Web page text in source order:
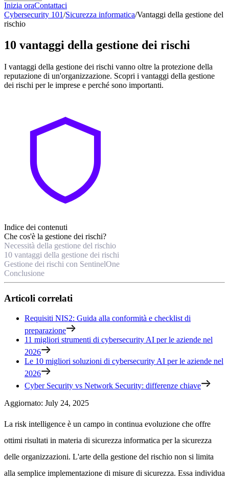
Inizia oraContattaci
Cybersecurity 101/Sicurezza informatica/Vantaggi della gestione del
rischio
10 vantaggi della gestione dei rischi
I vantaggi della gestione dei rischi vanno oltre la protezione della
reputazione di un'organizzazione. Scopri i vantaggi della gestione
dei rischi per le imprese e perché sono importanti.
Indice dei contenuti
Che cos'è la gestione dei rischi?
Necessità della gestione del rischio
10 vantaggi della gestione dei rischi
Gestione dei rischi con SentinelOne
Conclusione
Articoli correlati
Requisiti NIS2: Guida alla conformità e checklist di
preparazione
11 migliori strumenti di cybersecurity AI per le aziende nel
2026
Le 10 migliori soluzioni di cybersecurity AI per le aziende nel
2026
Cyber Security vs Network Security: differenze chiave
Aggiornato: July 24, 2025
La risk intelligence è un campo in continua evoluzione che offre
ottimi risultati in materia di sicurezza informatica per la sicurezza
delle organizzazioni. L'arte della gestione del rischio non si limita
alla semplice implementazione di misure di sicurezza. Essa individua